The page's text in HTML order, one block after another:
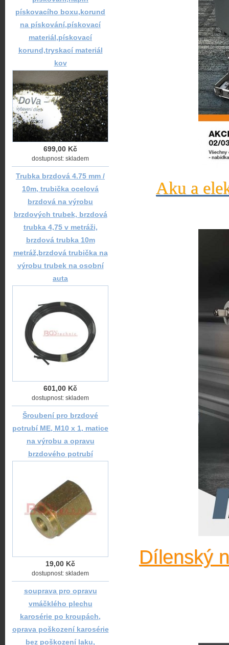
Aku a
Dílenský
pískovacího boxu,korund
na pískování,pískovací
materiál,pískovací
korund,tryskací materiál
kov
699,00 Kč
dostupnost: skladem
Trubka brzdová 4.75 mm /
10m, trubička ocelová
brzdová na výrobu
brzdových trubek, brzdová
trubka 4,75 v metráži,
brzdová trubka 10m
metráž,brzdová trubička na
výrobu trubek na osobní
auta
601,00 Kč
dostupnost: skladem
Šroubení pro brzdové
potrubí ME, M10 x 1, matice
na výrobu a opravu
brzdového potrubí
19,00 Kč
dostupnost: skladem
souprava pro opravu
vmáčklého plechu
karosérie po kroupách,
oprava poškození karosérie
bez poškození laku,